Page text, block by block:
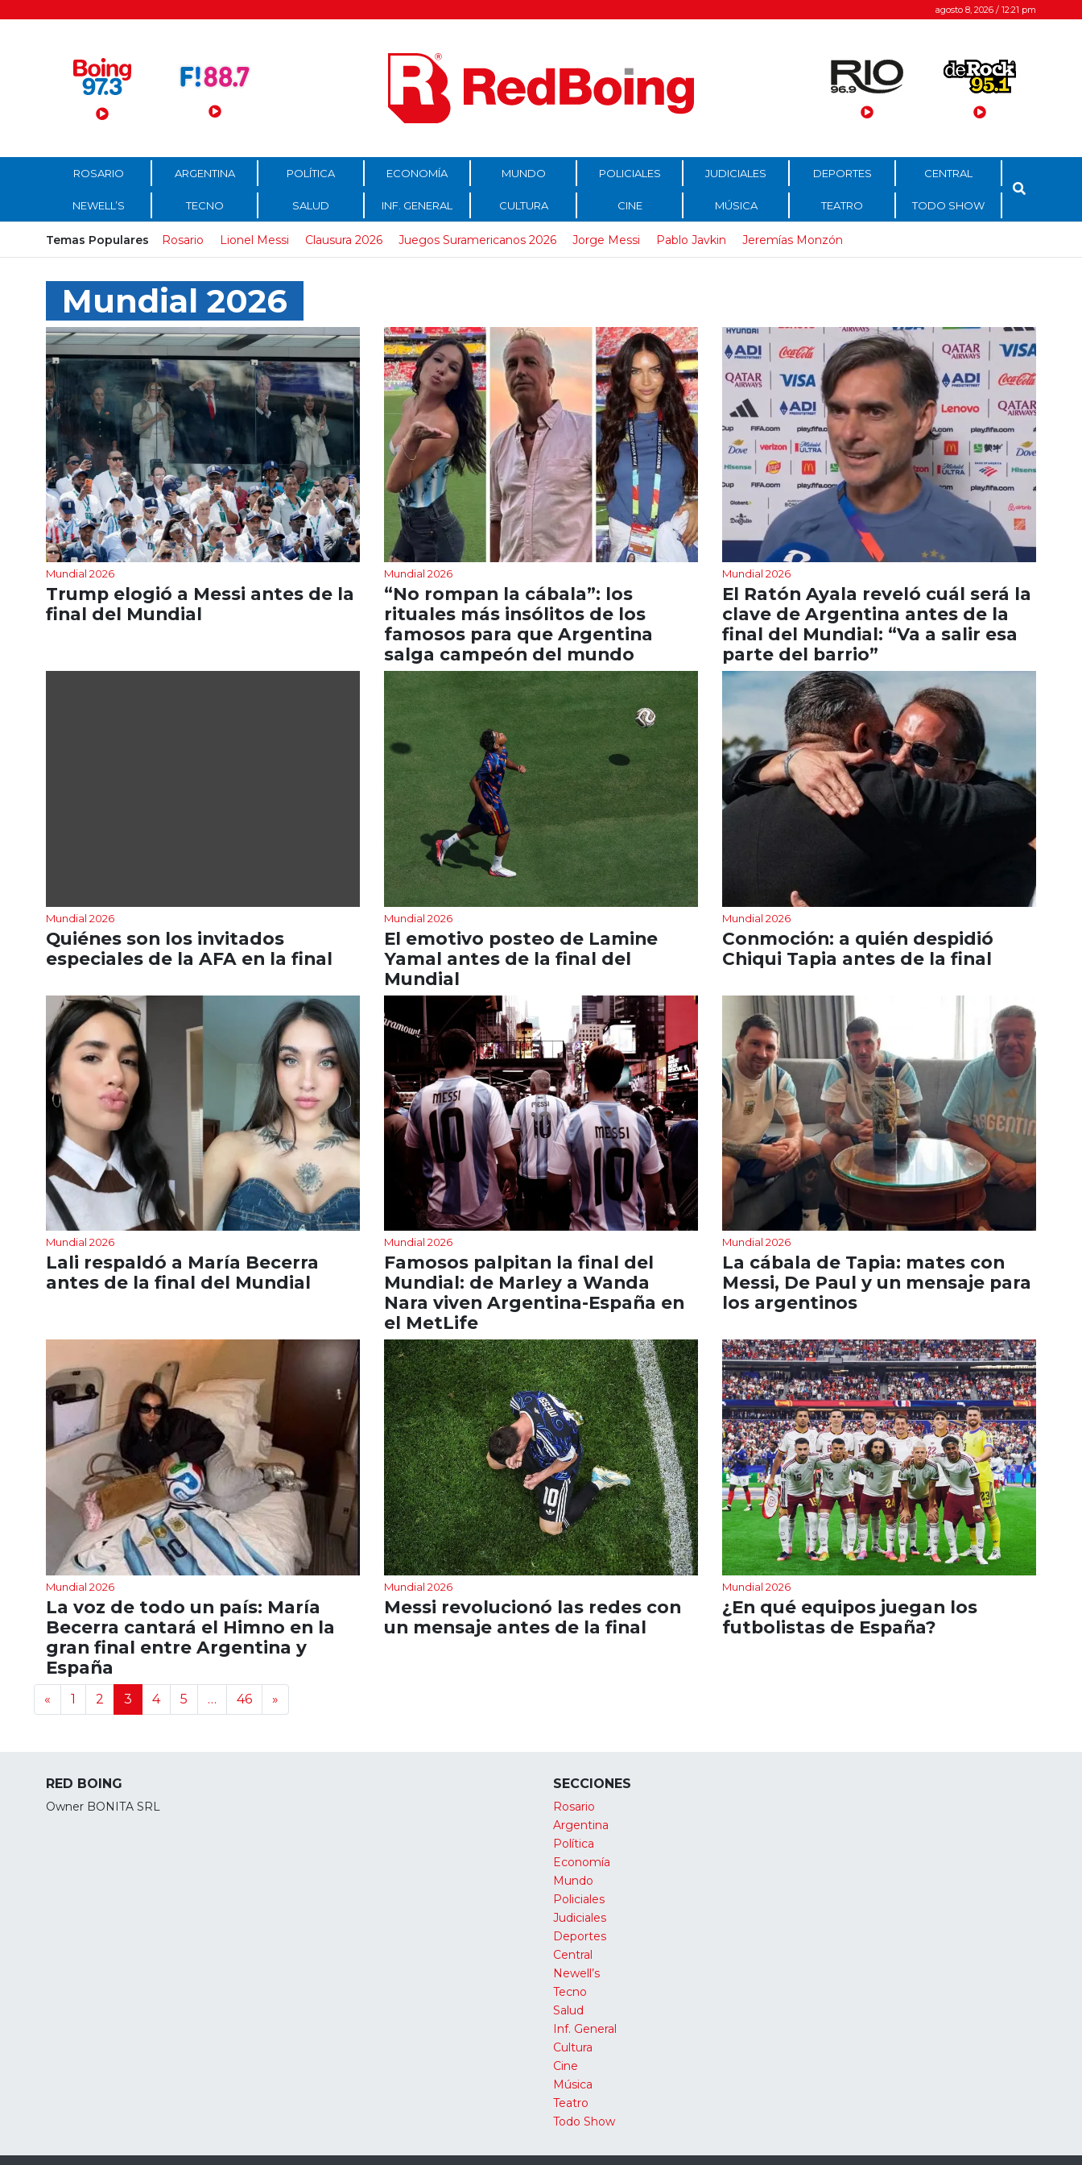
Menú Principal agosto 8, 2026 / 12:21 pm
ROSARIO ARGENTINA POLÍTICA ECONOMÍA MUNDO POLICIALES JUDICIALES DEPORTES CENTRAL
NEWELL’S TECNO SALUD INF. GENERAL CULTURA CINE MÚSICA TEATRO TODO SHOW
Temas Populares Rosario Lionel Messi Clausura 2026 Juegos Suramericanos 2026 Jorge Messi Pablo Javkin Jeremías Monzón
Mundial 2026
Mundial 2026
Trump elogió a Messi antes de la
final del Mundial
Mundial 2026
“No rompan la cábala”: los
rituales más insólitos de los
famosos para que Argentina
salga campeón del mundo
Mundial 2026
El Ratón Ayala reveló cuál será la
clave de Argentina antes de la
final del Mundial: “Va a salir esa
parte del barrio”
Mundial 2026
Quiénes son los invitados
especiales de la AFA en la final
Mundial 2026
El emotivo posteo de Lamine
Yamal antes de la final del
Mundial
Mundial 2026
Conmoción: a quién despidió
Chiqui Tapia antes de la final
Mundial 2026
Lali respaldó a María Becerra
antes de la final del Mundial
Mundial 2026
Famosos palpitan la final del
Mundial: de Marley a Wanda
Nara viven Argentina-España en
el MetLife
Mundial 2026
La cábala de Tapia: mates con
Messi, De Paul y un mensaje para
los argentinos
Mundial 2026
La voz de todo un país: María
Becerra cantará el Himno en la
gran final entre Argentina y
España
Mundial 2026
Messi revolucionó las redes con
un mensaje antes de la final
Mundial 2026
¿En qué equipos juegan los
futbolistas de España?
Navegación de noticias
« 1 2 3 4 5 … 46 »
RED BOING
Owner BONITA SRL
SECCIONES
Rosario
Argentina
Política
Economía
Mundo
Policiales
Judiciales
Deportes
Central
Newell’s
Tecno
Salud
Inf. General
Cultura
Cine
Música
Teatro
Todo Show